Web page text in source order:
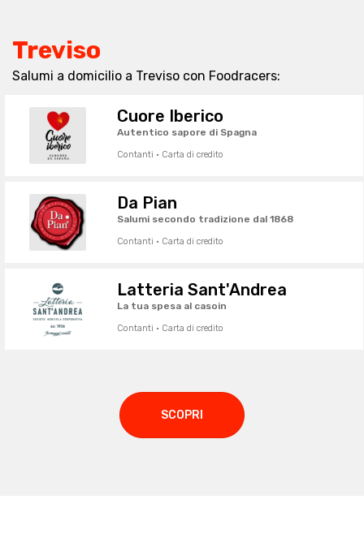
Treviso
Salumi a domicilio a Treviso con Foodracers:
Cuore Iberico
Autentico sapore di Spagna
Contanti · Carta di credito
Da Pian
Salumi secondo tradizione dal 1868
Contanti · Carta di credito
Latteria Sant'Andrea
La tua spesa al casoin
Contanti · Carta di credito
SCOPRI